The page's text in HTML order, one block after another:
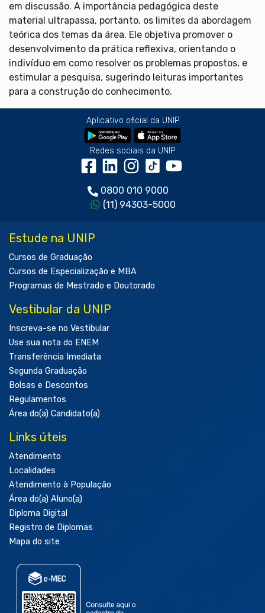
em discussão. A importância pedagógica deste
material ultrapassa, portanto, os limites da abordagem
teórica dos temas da área. Ele objetiva promover o
desenvolvimento da prática reflexiva, orientando o
indivíduo em como resolver os problemas propostos, e
estimular a pesquisa, sugerindo leituras importantes
para a construção do conhecimento.
Aplicativo oficial da UNIP
Redes sociais da UNIP
0800 010 9000
(11) 94303-5000
Estude na UNIP
Cursos de Graduação
Cursos de Especialização e MBA
Programas de Mestrado e Doutorado
Vestibular da UNIP
Inscreva-se no Vestibular
Use sua nota do ENEM
Transferência Imediata
Segunda Graduação
Bolsas e Descontos
Regulamentos
Área do(a) Candidato(a)
Links úteis
Atendimento
Localidades
Atendimento à População
Área do(a) Aluno(a)
Diploma Digital
Registro de Diplomas
Mapa do site